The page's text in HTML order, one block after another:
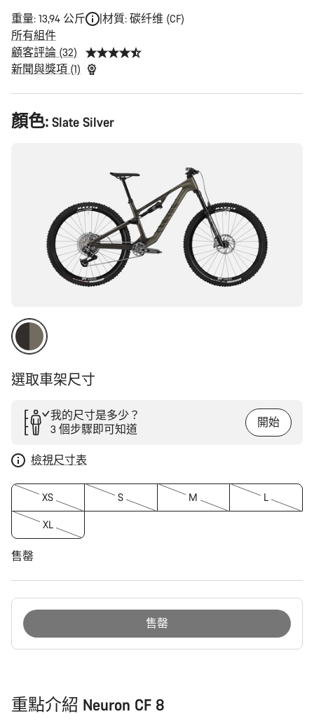
重量: 13,94 公斤
材質: 碳纤维 (CF)
所有組件
顧客評論 (32)
新聞與獎項 (1)
產
品
顏色: Slate Silver
選取車架尺寸
我的尺寸是多少？
3 個步驟即可知道
開始
檢視尺寸表
XS S M L
XL
售罄
售罄
因
重點介紹 Neuron CF 8